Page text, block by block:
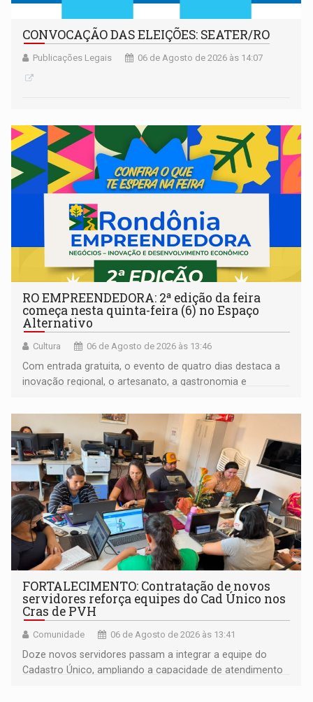
CONVOCAÇÃO DAS ELEIÇÕES: SEATER/RO
Publicações Legais 06 de Agosto de 2026 às 14:07
RO EMPREENDEDORA: 2ª edição da feira
começa nesta quinta-feira (6) no Espaço
Alternativo
Cultura 06 de Agosto de 2026 às 13:46
Com entrada gratuita, o evento de quatro dias destaca a
inovação regional, o artesanato, a gastronomia e
FORTALECIMENTO: Contratação de novos
servidores reforça equipes do Cad Único nos
Cras de PVH
Comunidade 06 de Agosto de 2026 às 13:41
Doze novos servidores passam a integrar a equipe do
Cadastro Único, ampliando a capacidade de atendimento